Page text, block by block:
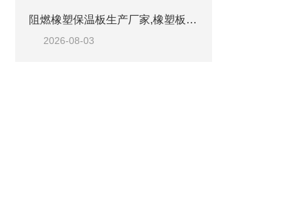
阻燃橡塑保温板生产厂家,橡塑板优质工厂
2026-08-03